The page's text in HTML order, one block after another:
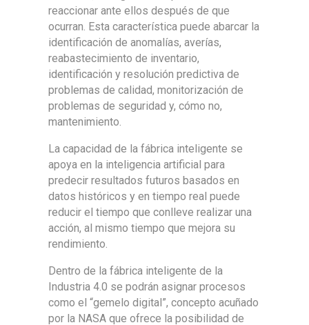
reaccionar ante ellos después de que
ocurran. Esta característica puede abarcar la
identificación de anomalías, averías,
reabastecimiento de inventario,
identificación y resolución predictiva de
problemas de calidad, monitorización de
problemas de seguridad y, cómo no,
mantenimiento.
La capacidad de la fábrica inteligente se
apoya en la inteligencia artificial para
predecir resultados futuros basados en
datos históricos y en tiempo real puede
reducir el tiempo que conlleve realizar una
acción, al mismo tiempo que mejora su
rendimiento.
Dentro de la fábrica inteligente de la
Industria 4.0 se podrán asignar procesos
como el “gemelo digital”, concepto acuñado
por la NASA que ofrece la posibilidad de